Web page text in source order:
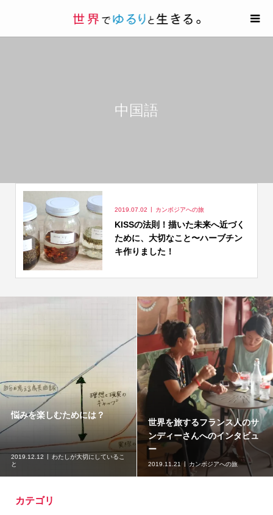
中国語
2019.07.02 カンボジアへの旅
KISSの法則！描いた未来へ近づく
ために、大切なこと〜ハーブチン
キ作りました！
悩みを楽しむためには？
2019.12.12
わたしが大切にしているこ
と
世界を旅するフランス人のサ
ンディーさんへのインタビュ
ー
2019.11.21 カンボジアへの旅
カテゴリ